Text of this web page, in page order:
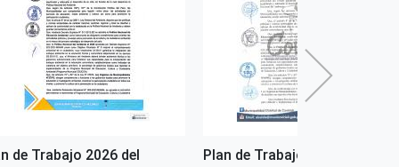
de Trabajo 2026 del
Plan de Trabajo 2026 del